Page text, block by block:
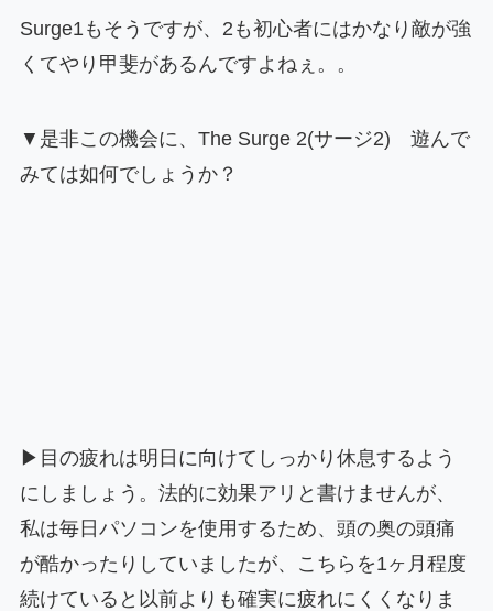
Surge1もそうですが、2も初心者にはかなり敵が強
くてやり甲斐があるんですよねぇ。。
▼是非この機会に、The Surge 2(サージ2) 遊んで
みては如何でしょうか？
▶目の疲れは明日に向けてしっかり休息するよう
にしましょう。法的に効果アリと書けませんが、
私は毎日パソコンを使用するため、頭の奥の頭痛
が酷かったりしていましたが、こちらを1ヶ月程度
続けていると以前よりも確実に疲れにくくなりま